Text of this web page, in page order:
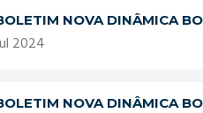
NOVA DINÂMICA
2024
NOVA DINÂMICA